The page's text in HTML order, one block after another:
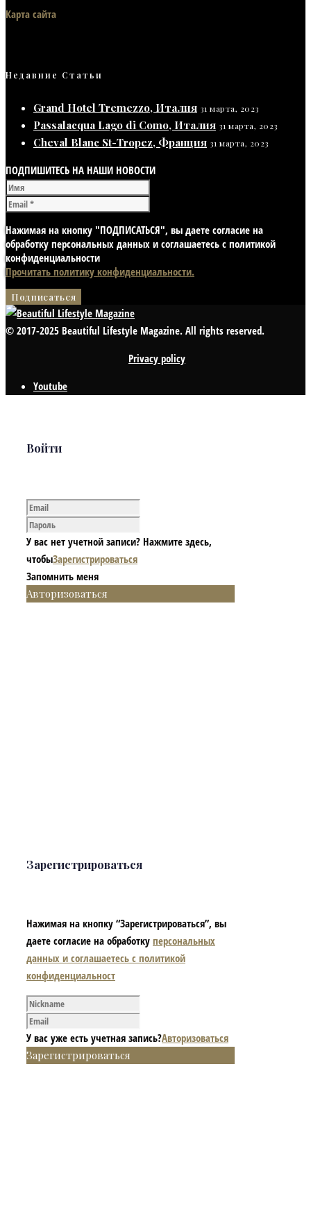
Карта сайта
Недавние Статьи
Grand Hotel Tremezzo, Италия 31 марта, 2023
Passalacqua Lago di Como, Италия 31 марта, 2023
Cheval Blanc St-Tropez, Франция 31 марта, 2023
ПОДПИШИТЕСЬ НА НАШИ НОВОСТИ
Нажимая на кнопку "ПОДПИСАТЬСЯ", вы даете согласие на
обработку персональных данных и соглашаетесь с политикой
конфиденциальности
Прочитать политику конфиденциальности.
© 2017-2025 Beautiful Lifestyle Magazine. All rights reserved.
Privacy policy
Youtube
Войти
У вас нет учетной записи? Нажмите здесь,
чтобыЗарегистрироваться
Запомнить меня
Авторизоваться
Зарегистрироваться
Нажимая на кнопку “Зарегистрироваться”, вы
даете согласие на обработку персональных
данных и соглашаетесь с политикой
конфиденциальност
У вас уже есть учетная запись?Авторизоваться
Зарегистрироваться